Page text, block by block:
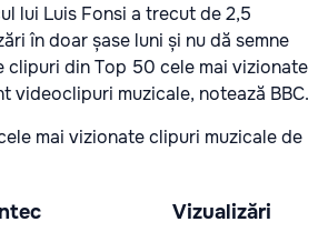
lui Luis Fonsi a trecut de 2,5
în doar șase luni și nu dă semne
clipuri din Top 50 cele mai vizionate
videoclipuri muzicale, notează BBC.
mai vizionate clipuri muzicale de
Vizualizări